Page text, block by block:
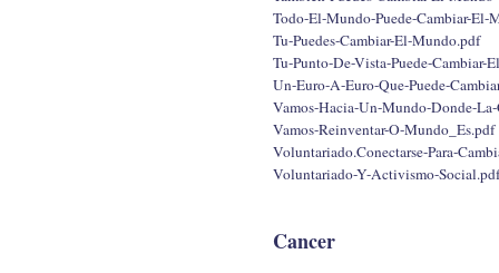
Todo-El-Mundo-Puede-Cambiar-El-
Tu-Puedes-Cambiar-El-Mundo.pdf
Tu-Punto-De-Vista-Puede-Cambiar-
Un-Euro-A-Euro-Que-Puede-
Vamos-Hacia-Un-Mundo-Donde-
Vamos-Reinventar-O-Mundo_Es.pdf
Voluntariado.Conectarse-Para-
Voluntariado-Y-Activismo-Social.pdf
Cancer